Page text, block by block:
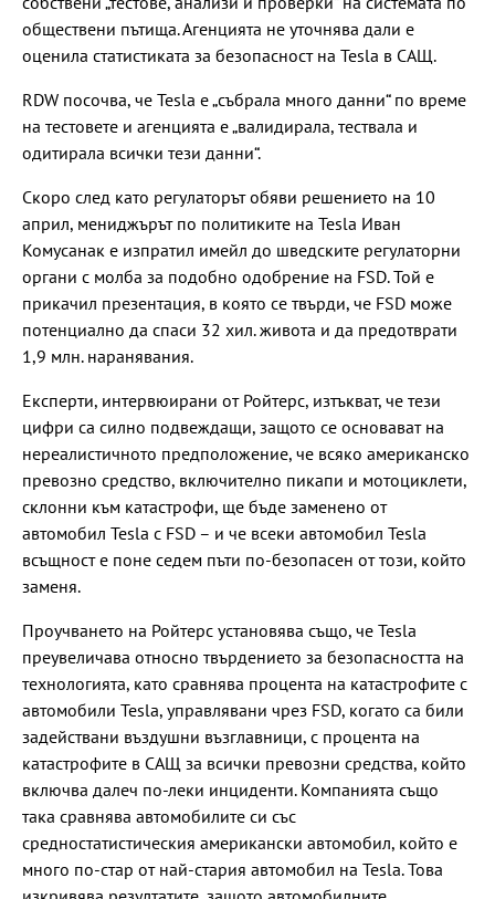
обществени пътища. Агенцията не уточнява дали е
оценила статистиката за безопасност на Tesla в САЩ.
RDW посочва, че Tesla е „събрала много данни“ по време
на тестовете и агенцията е „валидирала, тествала и
одитирала всички тези данни“.
Скоро след като регулаторът обяви решението на 10
април, мениджърът по политиките на Tesla Иван
Комусанак е изпратил имейл до шведските регулаторни
органи с молба за подобно одобрение на FSD. Той е
прикачил презентация, в която се твърди, че FSD може
потенциално да спаси 32 хил. живота и да предотврати
1,9 млн. наранявания.
Експерти, интервюирани от Ройтерс, изтъкват, че тези
цифри са силно подвеждащи, защото се основават на
нереалистичното предположение, че всяко американско
превозно средство, включително пикапи и мотоциклети,
склонни към катастрофи, ще бъде заменено от
автомобил Tesla с FSD – и че всеки автомобил Tesla
всъщност е поне седем пъти по-безопасен от този, който
заменя.
Проучването на Ройтерс установява също, че Tesla
преувеличава относно твърдението за безопасността на
технологията, като сравнява процента на катастрофите с
автомобили Tesla, управлявани чрез FSD, когато са били
задействани въздушни възглавници, с процента на
катастрофите в САЩ за всички превозни средства, който
включва далеч по-леки инциденти. Компанията също
така сравнява автомобилите си със
средностатистическия американски автомобил, който е
много по-стар от най-стария автомобил на Tesla. Това